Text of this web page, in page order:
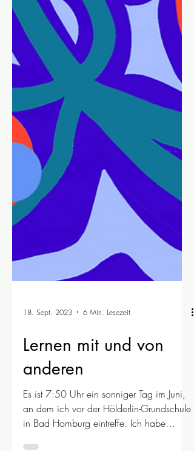
Lernen mit und von
anderen
Es ist 7:50 Uhr ein sonniger Tag im Juni,
an dem ich vor der Hölderlin-Grundschule
in Bad Homburg eintreffe. Ich habe